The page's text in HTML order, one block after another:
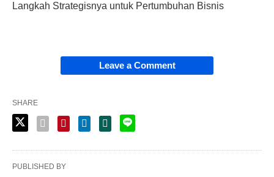
Langkah Strategisnya untuk Pertumbuhan Bisnis
Leave a Comment
SHARE
PUBLISHED BY